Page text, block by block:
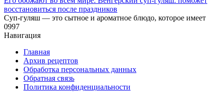
восстановиться после праздников
Суп-гуляш — это сытное и ароматное блюдо, которое имеет
0997
Навигация
Главная
Архив рецептов
Обработка персональных данных
Обратная связь
Политика конфиденциальности